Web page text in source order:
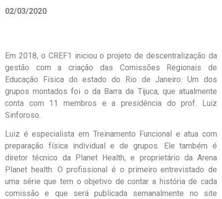
02/03/2020
Em 2018, o CREF1 iniciou o projeto de descentralização da
gestão com a criação das Comissões Regionais de
Educação Física do estado do Rio de Janeiro. Um dos
grupos montados foi o da Barra da Tijuca, que atualmente
conta com 11 membros e a presidência do prof. Luiz
Sinforoso.
Luiz é especialista em Treinamento Funcional e atua com
preparação física individual e de grupos. Ele também é
diretor técnico da Planet Health, e proprietário da Arena
Planet health. O profissional é o primeiro entrevistado de
uma série que tem o objetivo de contar a história de cada
comissão e que será publicada semanalmente no site